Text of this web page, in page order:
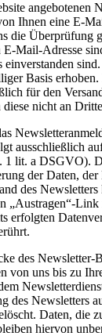
angebotenen
Ihnen eine E-
die Überprüfung
E-Mail-Adresse
Basis erhoben.
für den
nicht an
ausschließlich
lit. a DSGVO).
der Daten,
des
„Austragen“-
erfolgten
des Newsletter-
von uns bis zu
des Newsletters
Daten, die
hiervon